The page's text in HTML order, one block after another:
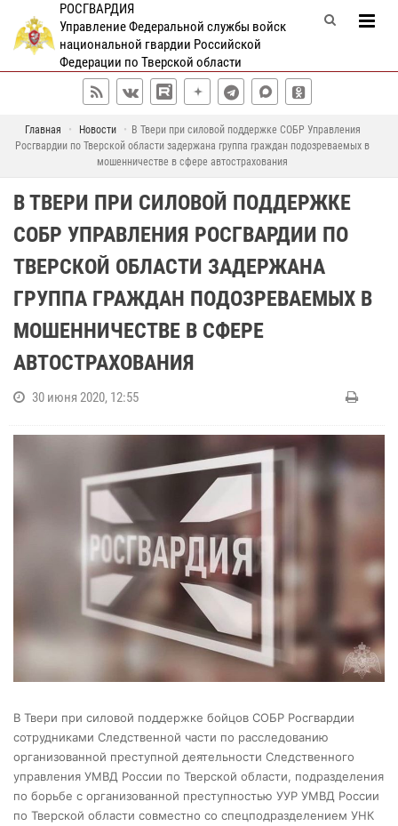
РОСГВАРДИЯ
Управление Федеральной службы войск
национальной гвардии Российской
Федерации по Тверской области
Главная Новости
В Твери при силовой поддержке СОБР Управления
Росгвардии по Тверской области задержана группа граждан подозреваемых в
мошенничестве в сфере автострахования
В ТВЕРИ ПРИ СИЛОВОЙ ПОДДЕРЖКЕ
СОБР УПРАВЛЕНИЯ РОСГВАРДИИ ПО
ТВЕРСКОЙ ОБЛАСТИ ЗАДЕРЖАНА
ГРУППА ГРАЖДАН ПОДОЗРЕВАЕМЫХ В
МОШЕННИЧЕСТВЕ В СФЕРЕ
АВТОСТРАХОВАНИЯ
30 июня 2020, 12:55
В Твери при силовой поддержке бойцов СОБР Росгвардии
сотрудниками Следственной части по расследованию
организованной преступной деятельности Следственного
управления УМВД России по Тверской области, подразделения
по борьбе с организованной преступностью УУР УМВД России
по Тверской области совместно со спецподразделением УНК